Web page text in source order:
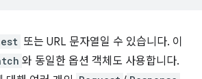
또는 URL 문자열일 수 있습니다. 이
와 동일한 옵션 객체도 사용합니다.